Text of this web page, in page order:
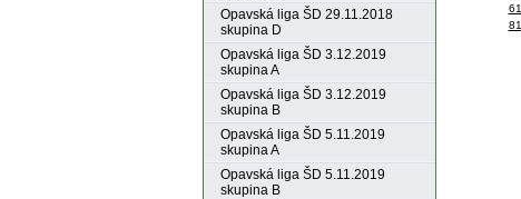
Opavská liga ŠD 29.11.2018
skupina D
Opavská liga ŠD 3.12.2019
skupina A
Opavská liga ŠD 3.12.2019
skupina B
Opavská liga ŠD 5.11.2019
skupina A
Opavská liga ŠD 5.11.2019
skupina B
61
81